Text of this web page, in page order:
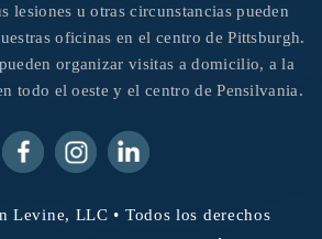
lesiones u otras circunstancias pueden
oficinas en el centro de Pittsburgh.
organizar visitas a domicilio, a la
todo el oeste y el centro de Pensilvania.
Levine, LLC • Todos los derechos